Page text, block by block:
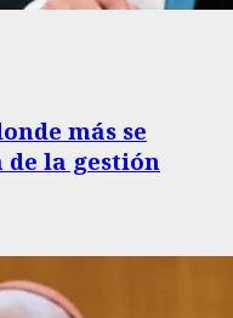
más se
de la gestión